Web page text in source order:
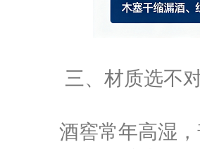
三、材质选不对
酒窖常年高湿，